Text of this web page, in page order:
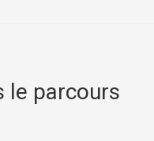
le parcours